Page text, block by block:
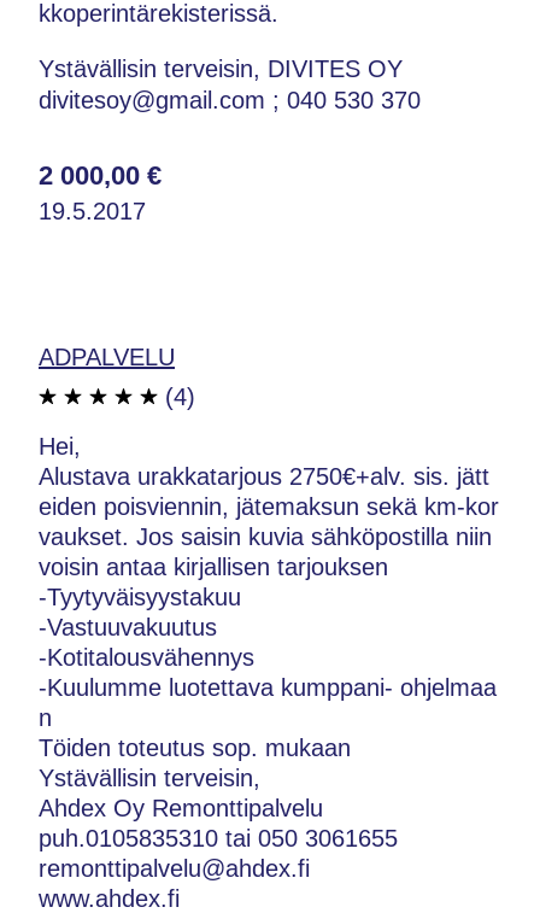
kkoperintärekisterissä.
Ystävällisin terveisin, DIVITES OY
divitesoy@gmail.com ; 040 530 370
2 000,00 €
19.5.2017
ADPALVELU
(4)
Hei,
Alustava urakkatarjous 2750€+alv. sis. jätt
eiden poisviennin, jätemaksun sekä km-kor
vaukset. Jos saisin kuvia sähköpostilla niin
voisin antaa kirjallisen tarjouksen
-Tyytyväisyystakuu
-Vastuuvakuutus
-Kotitalousvähennys
-Kuulumme luotettava kumppani- ohjelmaa
n
Töiden toteutus sop. mukaan
Ystävällisin terveisin,
Ahdex Oy Remonttipalvelu
puh.0105835310 tai 050 3061655
remonttipalvelu@ahdex.fi
www.ahdex.fi